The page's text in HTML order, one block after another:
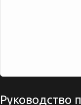
Руководство